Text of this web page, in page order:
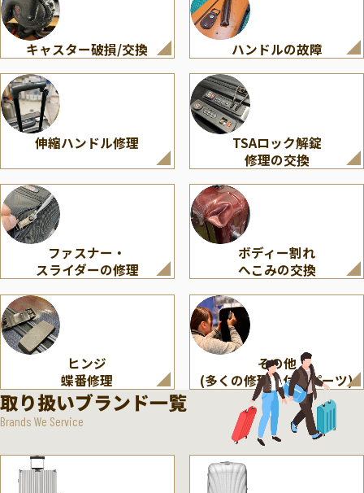
キャスター破損/交換 ハンドルの故障
伸縮ハンドル修理
TSAロック解錠
修理の交換
ファスナー・
スライダーの修理
ボディー割れ
へこみの交換
ヒンジ
蝶番修理
その他
(多くの修理・付属パーツ)
取り扱いブランド一覧
Brands We Service